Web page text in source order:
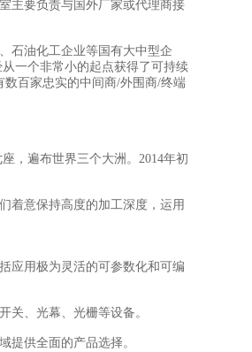
主要负责与国外厂家或代理商接
石油化工企业等国有大中型企
一个非常小的起点获得了可持续
百家忠实的中间商/外围商/终端
，遍布世界三个大洲。2014年初
着意保持高度的加工深度，运用
应用极为灵活的可参数化和可编
关、光幕、光栅等设备。
提供全面的产品选择。